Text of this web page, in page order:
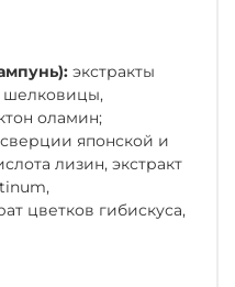
экстракты
шелковицы,
оламин;
японской и
лизин, экстракт
цветков гибискуса,